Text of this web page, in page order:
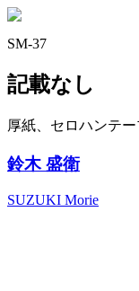
SM-37
記載なし
厚紙、セロハンテ
鈴木 盛衛
SUZUKI Morie